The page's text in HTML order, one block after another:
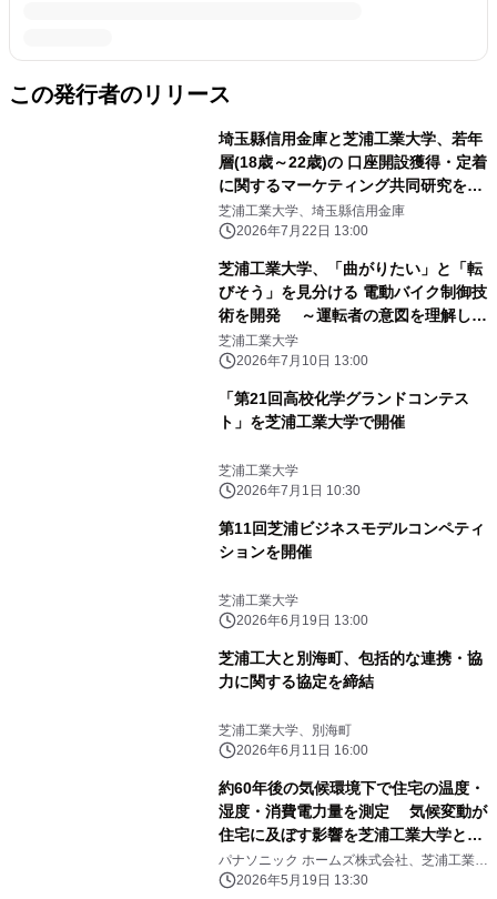
この発行者のリリース
埼玉縣信用金庫と芝浦工業大学、若年
層(18歳～22歳)の 口座開設獲得・定着
に関するマーケティング共同研究を開
始
芝浦工業大学、埼玉縣信用金庫
2026年7月22日 13:00
芝浦工業大学、「曲がりたい」と「転
びそう」を見分ける 電動バイク制御技
術を開発 ～運転者の意図を理解し、
必要なときだけ転倒防止を支援～
芝浦工業大学
2026年7月10日 13:00
「第21回高校化学グランドコンテス
ト」を芝浦工業大学で開催
芝浦工業大学
2026年7月1日 10:30
第11回芝浦ビジネスモデルコンペティ
ションを開催
芝浦工業大学
2026年6月19日 13:00
芝浦工大と別海町、包括的な連携・協
力に関する協定を締結
芝浦工業大学、別海町
2026年6月11日 16:00
約60年後の気候環境下で住宅の温度・
湿度・消費電力量を測定 気候変動が
住宅に及ぼす影響を芝浦工業大学と共
同検証 国内最大規模の人工気象室に
ある実大住宅で実証
パナソニック ホームズ株式会社、芝浦工業大
学 2026年5月19日 13:30